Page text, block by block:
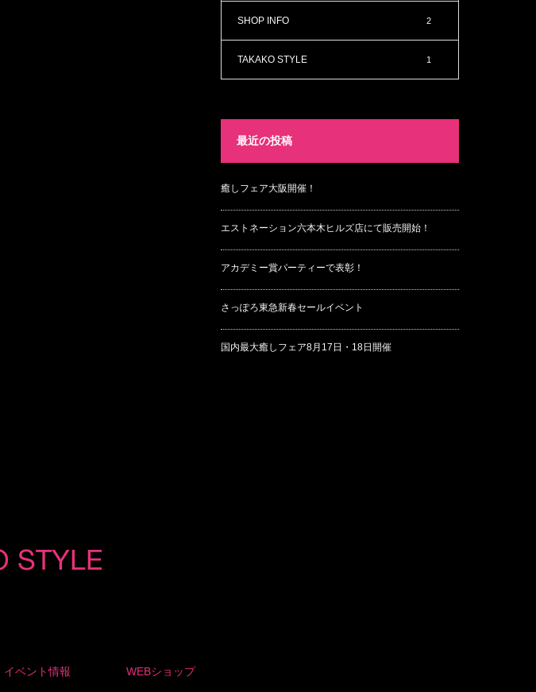
SHOP INFO 2
TAKAKO STYLE 1
最近の投稿
癒しフェア大阪開催！
エストネーション六本木ヒルズ店にて販売開始！
アカデミー賞パーティーで表彰！
さっぽろ東急新春セールイベント
国内最大癒しフェア8月17日・18日開催
イベント情報 WEBショップ